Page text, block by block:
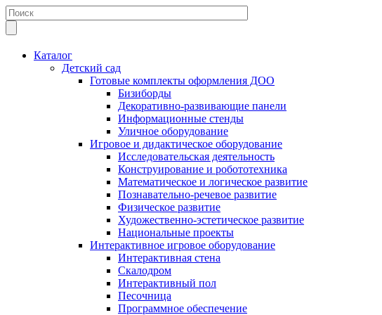
Каталог
Детский сад
Готовые комплекты оформления ДОО
Бизиборды
Декоративно-развивающие панели
Информационные стенды
Уличное оборудование
Игровое и дидактическое оборудование
Исследовательская деятельность
Конструирование и робототехника
Математическое и логическое развитие
Познавательно-речевое развитие
Физическое развитие
Художественно-эстетическое развитие
Национальные проекты
Интерактивное игровое оборудование
Интерактивная стена
Скалодром
Интерактивный пол
Песочница
Программное обеспечение